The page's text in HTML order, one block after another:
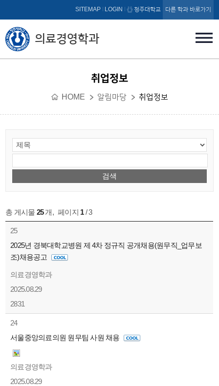
본문 바로가기
의료경영학과
SITEMAP LOGIN 청주대학교 다른 학과 바로가기
취업정보
HOME 알림마당 취업정보
총 게시물 25개, 페이지 1/ 3
25
2025년 경북대학교병원 제 4차 정규직 공개채용(원무직_업무보
조)채용공고
의료경영학과
2025.08.29
2831
24
서울중앙의료의원 원무팀 사원 채용
의료경영학과
2025.08.29